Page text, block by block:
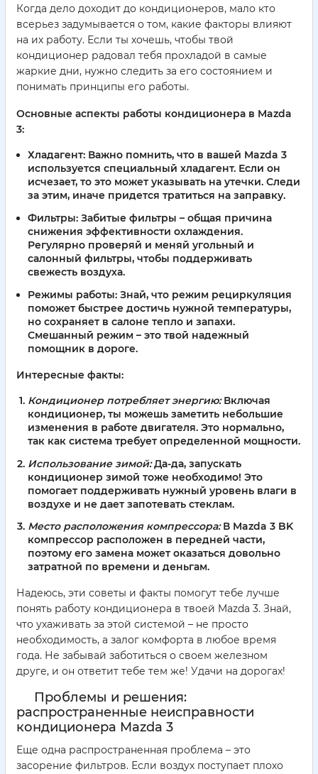
Когда дело доходит до кондиционеров, мало кто
всерьез задумывается о том, какие факторы влияют
на их работу. Если ты хочешь, чтобы твой
кондиционер радовал тебя прохладой в самые
жаркие дни, нужно следить за его состоянием и
понимать принципы его работы.
Основные аспекты работы кондиционера в Mazda
3:
Хладагент: Важно помнить, что в вашей Mazda 3
используется специальный хладагент. Если он
исчезает, то это может указывать на утечки. Следи
за этим, иначе придется тратиться на заправку.
Фильтры: Забитые фильтры – общая причина
снижения эффективности охлаждения.
Регулярно проверяй и меняй угольный и
салонный фильтры, чтобы поддерживать
свежесть воздуха.
Режимы работы: Знай, что режим рециркуляция
поможет быстрее достичь нужной температуры,
но сохраняет в салоне тепло и запахи.
Смешанный режим – это твой надежный
помощник в дороге.
Интересные факты:
Кондиционер потребляет энергию:Включая
кондиционер, ты можешь заметить небольшие
изменения в работе двигателя. Это нормально,
так как система требует определенной мощности.
Использование зимой:Да-да, запускать
кондиционер зимой тоже необходимо! Это
помогает поддерживать нужный уровень влаги в
воздухе и не дает запотевать стеклам.
Место расположения компрессора:В Mazda 3 BK
компрессор расположен в передней части,
поэтому его замена может оказаться довольно
затратной по времени и деньгам.
Надеюсь, эти советы и факты помогут тебе лучше
понять работу кондиционера в твоей Mazda 3. Знай,
что ухаживать за этой системой – не просто
необходимость, а залог комфорта в любое время
года. Не забывай заботиться о своем железном
друге, и он ответит тебе тем же! Удачи на дорогах!
Проблемы и решения:
распространенные неисправности
кондиционера Mazda 3
Еще одна распространенная проблема – это
засорение фильтров. Если воздух поступает плохо